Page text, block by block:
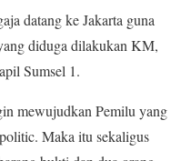
datang ke Jakarta guna
diduga dilakukan KM,
Sumsel 1.
mewujudkan Pemilu yang
Maka itu sekaligus